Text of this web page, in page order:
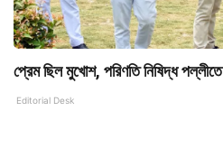
প্রেম ছিল মুখোশ, পরিণতি নিষিদ্ধ পল্লীতে
Editorial Desk